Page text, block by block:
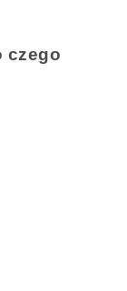
czego